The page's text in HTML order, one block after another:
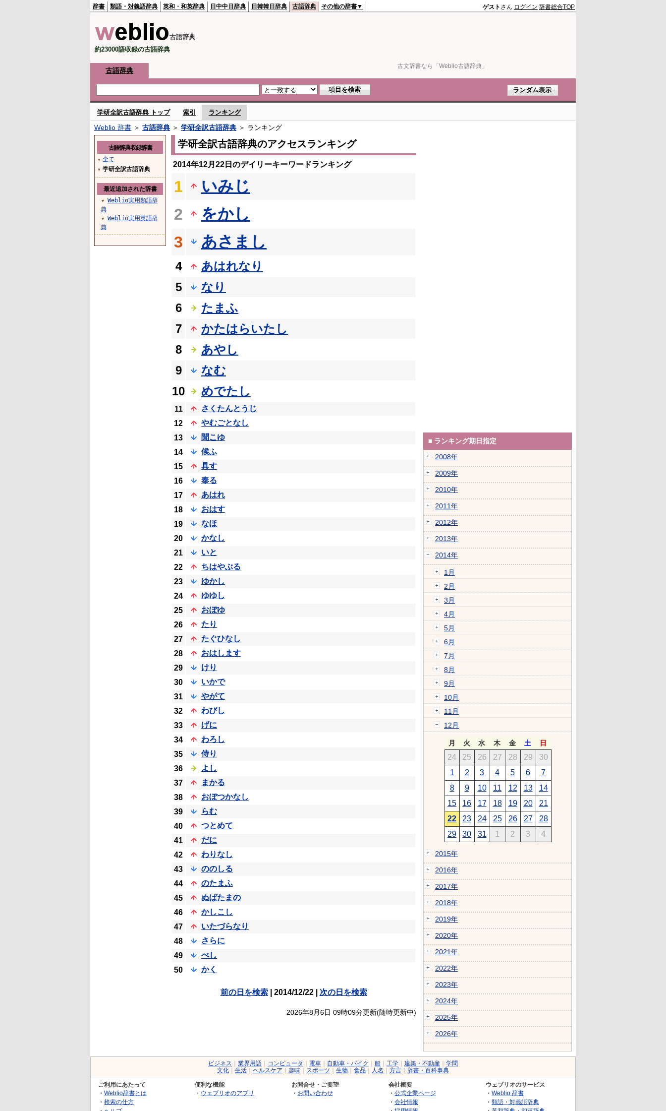
古文辞書なら「Weblio古語辞典」
辞書 類語・対義語辞典 英和・和英辞典 日中中日辞典 日韓韓日辞典 古語辞典 その他の辞書▼ ゲスト さん ログイン 辞書総合TOP
古語辞典
約23000語収録の古語辞典
古語辞典
学研全訳古語辞典 トップ 索引 ランキング
Weblio 辞書 ＞ 古語辞典 ＞ 学研全訳古語辞典 ＞ ランキング
学研全訳古語辞典のアクセスランキング
2014年12月22日のデイリーキーワードランキング
1
いみじ
2
をかし
3
あさまし
4
あはれなり
5
なり
6
たまふ
7
かたはらいたし
8
あやし
9
なむ
10
めでたし
11
さくたんとうじ
12
やむごとなし
13
聞こゆ
14
候ふ
15
具す
16
奉る
17
あはれ
18
おはす
19
なほ
20
かなし
21
いと
22
ちはやぶる
23
ゆかし
24
ゆゆし
25
おぼゆ
26
たり
27
たぐひなし
28
おはします
29
けり
30
いかで
31
やがて
32
わびし
33
げに
34
わろし
35
侍り
36
よし
37
まかる
38
おぼつかなし
39
らむ
40
つとめて
41
だに
42
わりなし
43
ののしる
44
のたまふ
45
ぬばたまの
46
かしこし
47
いたづらなり
48
さらに
49
べし
50
かく
前の日を検索| 2014/12/22 | 次の日を検索
2026年8月6日 09時09分更新(随時更新中)
古語辞典収録辞書
▼ 全て
▼ 学研全訳古語辞典
最近追加された辞書
▼
Weblio実用類語辞
典
▼
Weblio実用英語辞
典
■ ランキング期日指定
2008年
2009年
2010年
2011年
2012年
2013年
2014年
1月
2月
3月
4月
5月
6月
7月
8月
9月
10月
11月
12月
月 火 水 木 金 土 日
24 25 26 27 28 29
30
1
2 3 4 5 6
7
8
9 10 11 12 13
14
15
16 17 18 19 20
21
22
23 24 25 26 27
28
29
30 31 1 2 3 4
2015年
2016年
2017年
2018年
2019年
2020年
2021年
2022年
2023年
2024年
2025年
2026年
ビジネス 業界用語 コンピュータ 電車 自動車・バイク 船 工学 建築・不動産
学問
文化
生活 ヘルスケア 趣味 スポーツ 生物 食品 人名 方言 辞書・百科事典
ご利用にあたって
・ Weblio辞書とは
・ 検索の仕方
便利な機能
・ ウェブリオのアプリ
お問合せ・ご要望
・ お問い合わせ
会社概要
・ 公式企業ページ
・ 会社情報
ウェブリオのサービス
・ Weblio 辞書
・ 類語・対義語辞典